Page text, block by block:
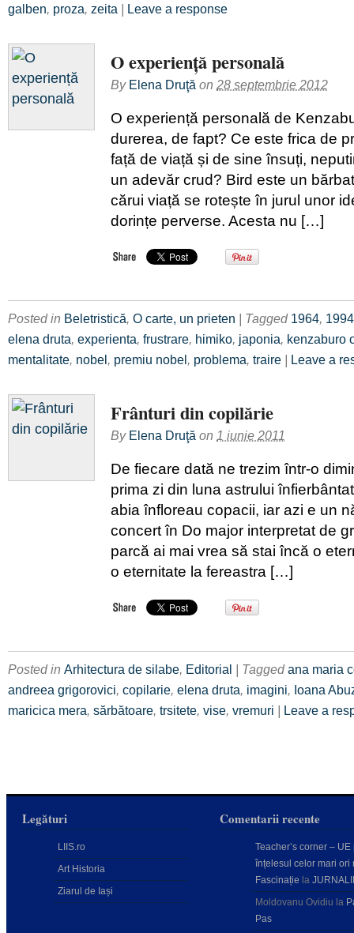
galben, proza, zeita | Leave a response
O experiență personală
By Elena Druţă on 28 septembrie 2012
O experiență personală de
durerea, de fapt? Ce este frica de
față de viață și de sine însuți,
un adevăr crud? Bird este un
cărui viață se rotește în jurul unor
dorințe perverse. Acesta nu […]
Posted in Beletristică, O carte, un prieten | Tagged 1964, 1994
elena druta, experienta, frustrare, himiko, japonia, kenzaburo
mentalitate, nobel, premiu nobel, problema, traire | Leave a
Frânturi din copilărie
By Elena Druţă on 1 iunie 2011
De fiecare dată ne trezim într-o
prima zi din luna astrului
abia înfloreau copacii, iar azi e un
concert în Do major interpretat de
parcă ai mai vrea să stai încă o
o eternitate la fereastra […]
Posted in Arhitectura de silabe, Editorial | Taggedana maria
andreea grigorovici, copilarie, elena druta, imagini, Ioana
maricica mera, sărbătoare, trsitete, vise, vremuri | Leave a
Legături
LIIS.ro
Art Historia
Ziarul de Iași
Comentarii recente
Teacher’s corner – UE
înțelesul celor mari ori
Fascinație la
Moldovanu Ovidiu la
Pas